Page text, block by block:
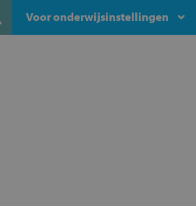
Voor onderwijsinstellingen